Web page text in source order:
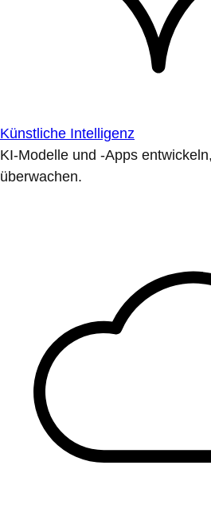
Künstliche Intelligenz
KI-Modelle und -Apps
überwachen.